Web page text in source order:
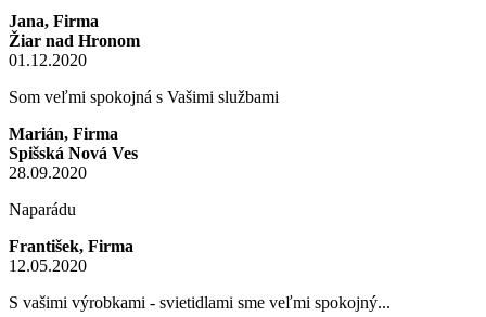
Jana, Firma
Žiar nad Hronom
01.12.2020
Som veľmi spokojná s Vašimi službami
Marián, Firma
Spišská Nová Ves
28.09.2020
Naparádu
František, Firma
12.05.2020
S vašimi výrobkami - svietidlami sme veľmi spokojný...